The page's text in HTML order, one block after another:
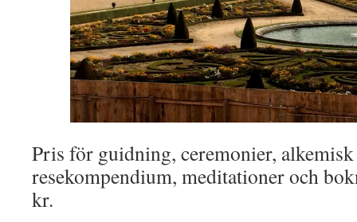
Pris för guidning, ceremonier,
resekompendium, meditationer och
kr.